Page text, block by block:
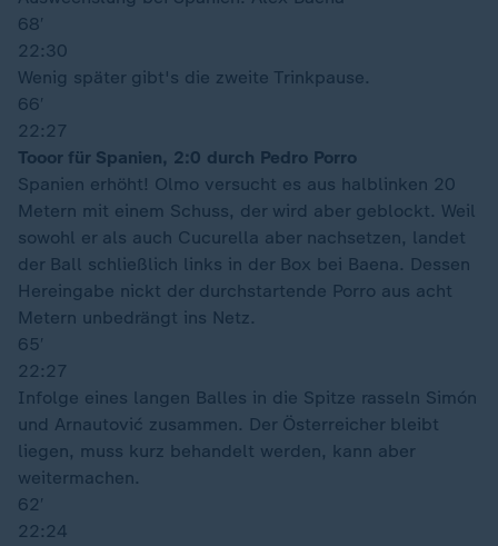
68′
22:30
Wenig später gibt's die zweite Trinkpause.
66′
22:27
Tooor für Spanien, 2:0 durch Pedro Porro
Spanien erhöht! Olmo versucht es aus halblinken 20
Metern mit einem Schuss, der wird aber geblockt. Weil
sowohl er als auch Cucurella aber nachsetzen, landet
der Ball schließlich links in der Box bei Baena. Dessen
Hereingabe nickt der durchstartende Porro aus acht
Metern unbedrängt ins Netz.
65′
22:27
Infolge eines langen Balles in die Spitze rasseln Simón
und Arnautović zusammen. Der Österreicher bleibt
liegen, muss kurz behandelt werden, kann aber
weitermachen.
62′
22:24